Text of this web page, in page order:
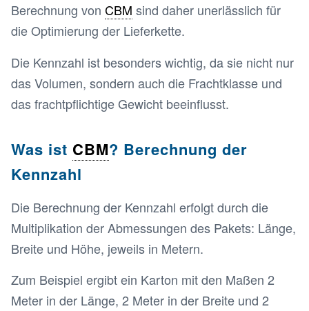
Berechnung von CBM sind daher unerlässlich für
die Optimierung der Lieferkette.
Die Kennzahl ist besonders wichtig, da sie nicht nur
das Volumen, sondern auch die Frachtklasse und
das frachtpflichtige Gewicht beeinflusst.
Was ist CBM? Berechnung der
Kennzahl
Die Berechnung der Kennzahl erfolgt durch die
Multiplikation der Abmessungen des Pakets: Länge,
Breite und Höhe, jeweils in Metern.
Zum Beispiel ergibt ein Karton mit den Maßen 2
Meter in der Länge, 2 Meter in der Breite und 2